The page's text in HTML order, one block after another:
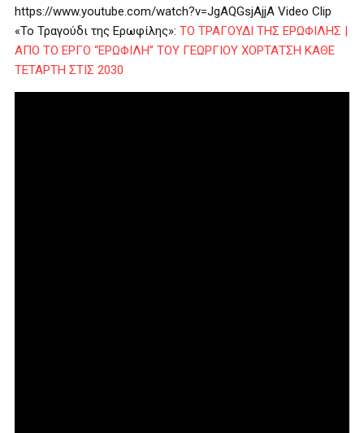
https://www.youtube.com/watch?v=JgAQGsjAjjA Video Clip
«Το Τραγούδι της Ερωφίλης»: ΤΟ ΤΡΑΓΟΥΔΙ ΤΗΣ ΕΡΩΦΙΛΗΣ |
ΑΠΟ ΤΟ ΕΡΓΟ “ΕΡΩΦΙΛΗ” ΤΟΥ ΓΕΩΡΓΙΟΥ ΧΟΡΤΑΤΣΗ ΚΑΘΕ
ΤΕΤΑΡΤΗ ΣΤΙΣ 2030